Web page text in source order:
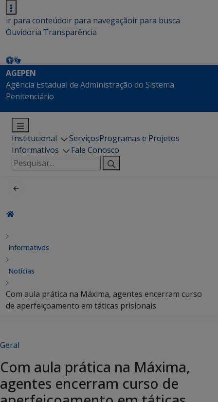
ir para conteúdoir para navegaçãoir para busca
Ouvidoria Transparência
AGEPEN
Agência Estadual de Administração do Sistema
Penitenciário
Institucional ServiçosProgramas e Projetos
Informativos
Fale Conosco
Pesquisar
por:
Informativos
Notícias
Com aula prática na Máxima, agentes encerram curso
de aperfeiçoamento em táticas prisionais
Geral
Com aula prática na Máxima,
agentes encerram curso de